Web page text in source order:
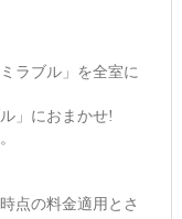
ラブル」を全室に
」におまかせ!
点の料金適用とさ